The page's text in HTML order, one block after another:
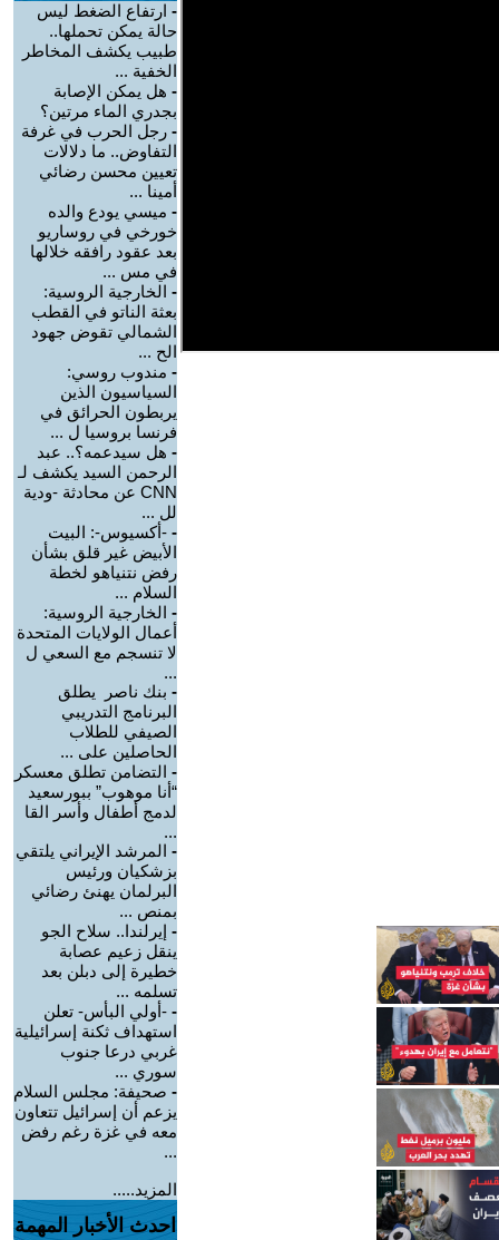
- ارتفاع الضغط ليس
حالة يمكن تحملها..
طبيب يكشف المخاطر
الخفية ...
- هل يمكن الإصابة
بجدري الماء مرتين؟
- رجل الحرب في غرفة
التفاوض.. ما دلالات
تعيين محسن رضائي
أمينا ...
- ميسي يودع والده
خورخي في روساريو
بعد عقود رافقه خلالها
في مس ...
- الخارجية الروسية:
بعثة الناتو في القطب
الشمالي تقوض جهود
الح ...
- مندوب روسي:
السياسيون الذين
يربطون الحرائق في
فرنسا بروسيا ل ...
- هل سيدعمه؟.. عبد
الرحمن السيد يكشف لـ
CNN عن محادثة -ودية
لل ...
- -أكسيوس-: البيت
الأبيض غير قلق بشأن
رفض نتنياهو لخطة
السلام ...
- الخارجية الروسية:
أعمال الولايات المتحدة
لا تنسجم مع السعي ل
...
- بنك ناصر يطلق
البرنامج التدريبي
الصيفي للطلاب
الحاصلين على ...
- التضامن تطلق معسكر
“أنا موهوب” ببورسعيد
لدمج أطفال وأسر القا
...
- المرشد الإيراني يلتقي
بزشكيان ورئيس
البرلمان يهنئ رضائي
بمنص ...
- إيرلندا.. سلاح الجو
ينقل زعيم عصابة
خطيرة إلى دبلن بعد
تسلمه ...
- -أولي البأس- تعلن
استهداف ثكنة إسرائيلية
غربي درعا جنوب
سوري ...
- صحيفة: مجلس السلام
يزعم أن إسرائيل تتعاون
معه في غزة رغم رفض
...
المزيد.....
احدث الأخبار المهمة